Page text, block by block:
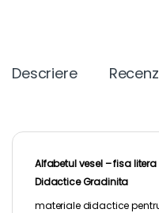
Descriere
Alfabetul vesel – fisa litera
Didactice Gradinita
materiale didactice